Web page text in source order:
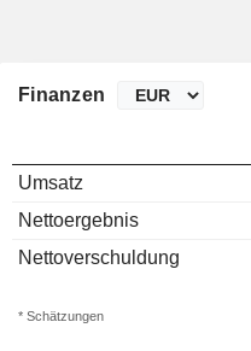
Finanzen
Umsatz
Nettoergebnis
Nettoverschuldung
* Schätzungen